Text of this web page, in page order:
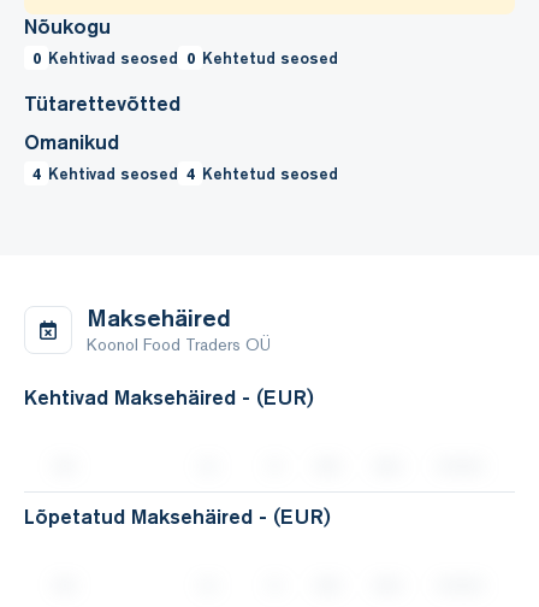
Nõukogu
0 Kehtivad seosed 0 Kehtetud seosed
Tütarettevõtted
Omanikud
4 Kehtivad seosed 4 Kehtetud seosed
Maksehäired
Koonol Food Traders OÜ
Kehtivad Maksehäired - (EUR)
Lõpetatud Maksehäired - (EUR)